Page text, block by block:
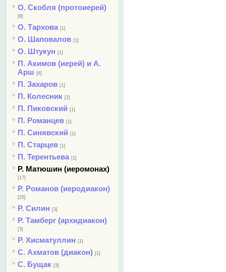
О. Скобля (протоиерей)
[8]
О. Тархова [1]
О. Шаповалов [1]
О. Штукун [1]
П. Акимов (иерей) и А.
Арш [6]
П. Захаров [1]
П. Колесник [2]
П. Пиковский [1]
П. Романцев [1]
П. Синявский [1]
П. Старцев [1]
П. Терентьева [1]
Р. Матюшин (иеромонах)
[17]
Р. Романов (иеродиакон)
[25]
Р. Силин [3]
Р. Тамберг (архидиакон)
[3]
Р. Хисматуллин [1]
С. Ахматов (диакон) [1]
С. Бущак [3]